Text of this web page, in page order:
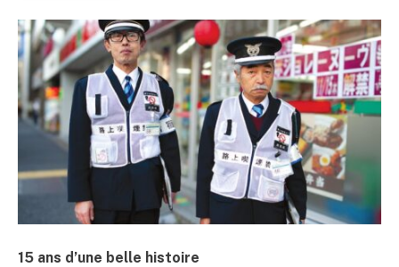
15 ans d’une belle histoire